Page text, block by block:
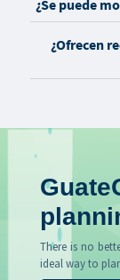
¿Se puede
¿Ofrecen
There is no
ideal way to